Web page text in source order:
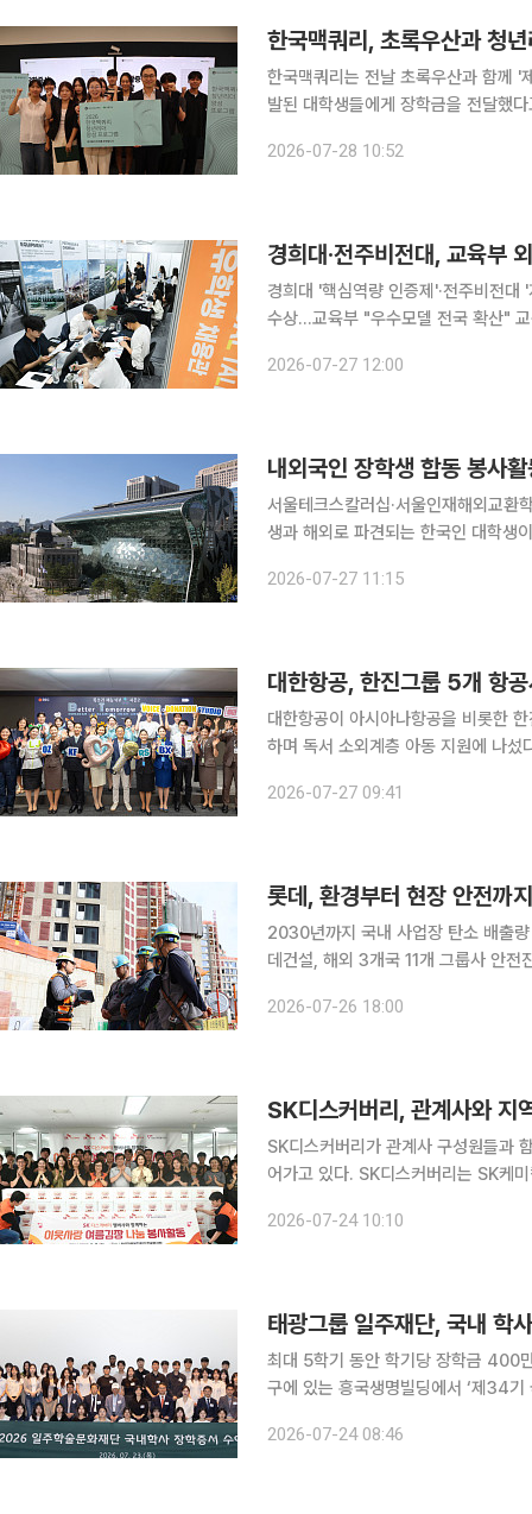
한국맥쿼리, 초록우산과 청
한국맥쿼리는 전날 초록우산과 함께 '
발된 대학생들에게 장학금을 전달했
2026-07-28 10:52
경희대·전주비전대, 교육부
경희대 '핵심역량 인증제'·전주비전대
수상…교육부 "우수모델 전국 확산" 교육부가 외국인 유학생의 취업과 창업, 지역 정주를 지원하는
핵심역량 인증제를 기반으로 한 취업
2026-07-27 12:00
내외국인 장학생 합동 봉사
서울테크스칼러십·서울인재해외교환학생장학금 장학
생과 해외로 파견되는 한국인 대학생이 한
는 동행'을 열고 환경정비 봉사활동과
2026-07-27 11:15
대한항공이 아시아나항공을 비롯한
하며 독서 소외계층 아동 지원에 나섰다. 대한항공은 24일 서울 강서구 대한항공 본사에서
이번 행사에는 대한항공과 아시아나
2026-07-27 09:41
롯데, 환경부터 현장 안전까
2030년까지 국내 사업장 탄소 배출
데건설, 해외 3개국 11개 그룹사 안전진단 확대 롯데그룹은 탄소중립과 사업장
로 '탄소중립 로드맵 2.0'을 추진하고
2026-07-26 18:00
SK디스커버리, 관계사와
SK디스커버리가 관계사 구성원들과
어가고 있다. SK디스커버리는 SK케미칼·SK가스·SK바이오사이언스 등 관계사가 참여한 연합 봉사
·안동 등 주요 사업장이 위치한 지역
2026-07-24 10:10
태광그룹 일주재단, 국내 학
최대 5학기 동안 학기당 장학금 400만원 지원 태광그룹 일주학술문화재단은
구에 있는 흥국생명빌딩에서 ‘제34기
은 올해부터 예체능계열까지 선발 인
2026-07-24 08:46